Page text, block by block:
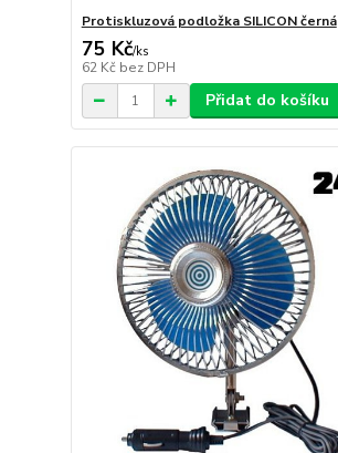
Protiskluzová podložka SILICON černá
75 Kč/ks
62 Kč bez DPH
Přidat do košíku